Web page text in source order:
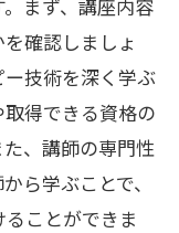
まず、講座内容
確認しましょ
技術を深く学ぶ
得できる資格の
、講師の専門性
ら学ぶことで、
ことができま